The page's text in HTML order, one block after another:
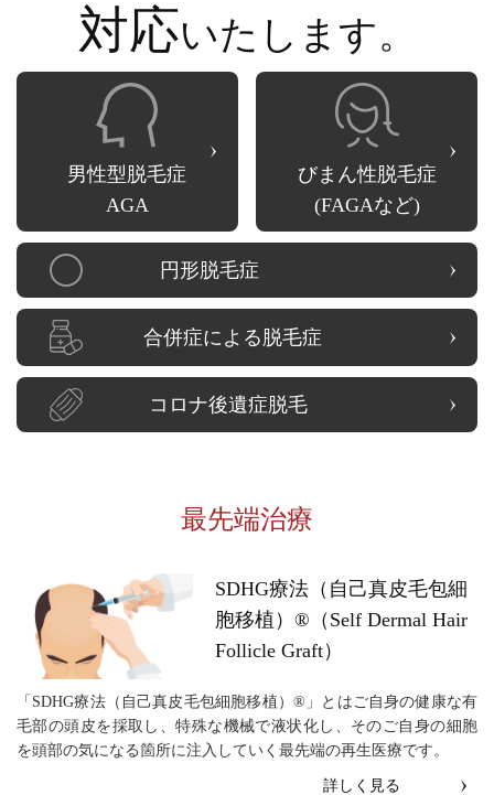
対応いたします。
男性型脱毛症
AGA
びまん性脱毛症
(FAGAなど)
円形脱毛症
合併症による脱毛症
コロナ後遺症脱毛
最先端治療
SDHG療法（自己真皮毛包細
胞移植）®（Self Dermal Hair
Follicle Graft）
「SDHG療法（自己真皮毛包細胞移植）®」とはご自身の健康な有
毛部の頭皮を採取し、特殊な機械で液状化し、そのご自身の細胞
を頭部の気になる箇所に注入していく最先端の再生医療です。
詳しく見る